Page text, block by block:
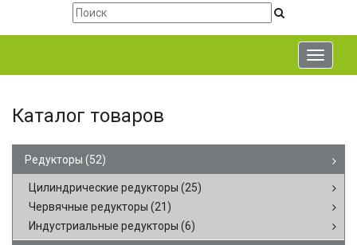
Toggle
Каталог товаров
Редукторы (52)
Цилиндрические редукторы (25)
Червячные редукторы (21)
Индустриальные редукторы (6)